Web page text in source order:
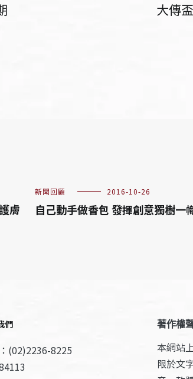
大傳
膚
新聞回顧 2016-10-26
自己動手做香包 發揮創意獨樹一
們
(02)2236-8225
著作權
本網站
限於文